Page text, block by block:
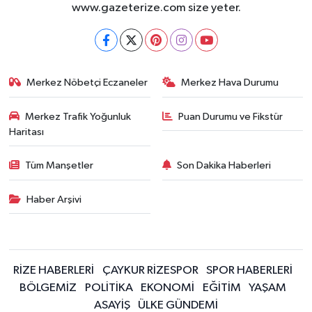
www.gazeterize.com size yeter.
Merkez Nöbetçi Eczaneler Merkez Hava Durumu
Merkez Trafik Yoğunluk
Haritası
Puan Durumu ve Fikstür
Tüm Manşetler Son Dakika Haberleri
Haber Arşivi
RİZE HABERLERİ ÇAYKUR RİZESPOR
SPOR HABERLERİ
BÖLGEMİZ
POLİTİKA EKONOMİ EĞİTİM
YAŞAM
ASAYİŞ
ÜLKE GÜNDEMİ